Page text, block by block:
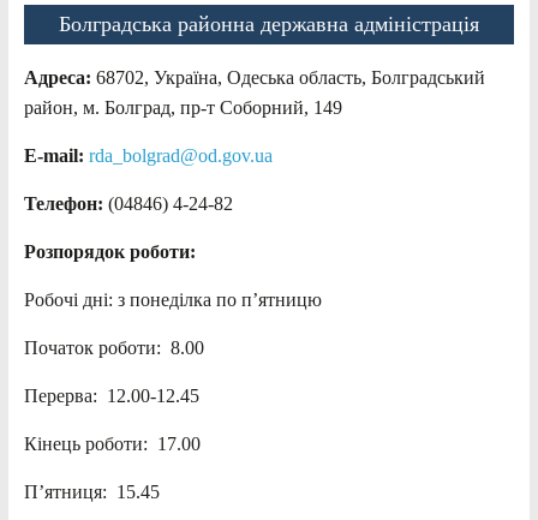
Болградська районна державна адміністрація
Адреса: 68702, Україна, Одеська область, Болградський
район, м. Болград, пр-т Соборний, 149
E-mail: rda_bolgrad@od.gov.ua
Телефон: (04846) 4-24-82
Розпорядок роботи:
Робочі дні: з понеділка по п’ятницю
Початок роботи: 8.00
Перерва: 12.00-12.45
Кінець роботи: 17.00
П’ятниця: 15.45